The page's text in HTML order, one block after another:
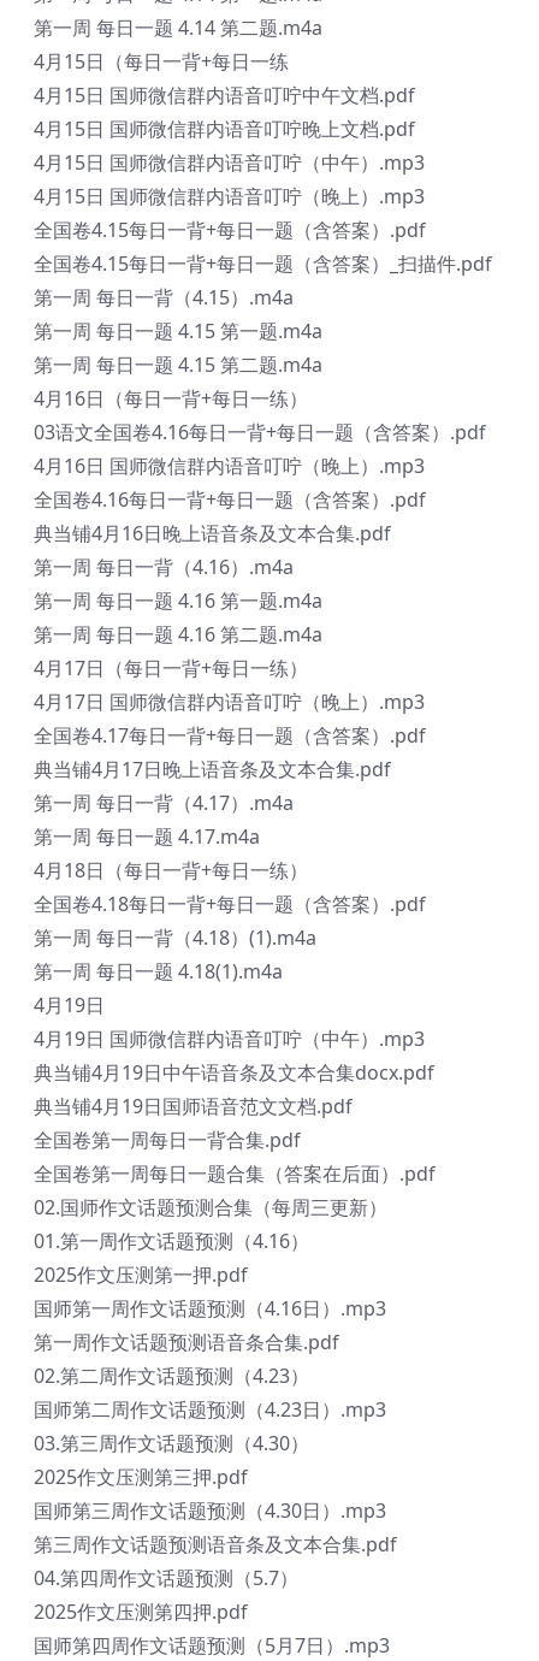
第一周 每日一题 4.14 第二题.m4a
4月15日（每日一背+每日一练
4月15日 国师微信群内语音叮咛中午文档.pdf
4月15日 国师微信群内语音叮咛晚上文档.pdf
4月15日 国师微信群内语音叮咛（中午）.mp3
4月15日 国师微信群内语音叮咛（晚上）.mp3
全国卷4.15每日一背+每日一题（含答案）.pdf
全国卷4.15每日一背+每日一题（含答案）_扫描件.pdf
第一周 每日一背（4.15）.m4a
第一周 每日一题 4.15 第一题.m4a
第一周 每日一题 4.15 第二题.m4a
4月16日（每日一背+每日一练）
03语文全国卷4.16每日一背+每日一题（含答案）.pdf
4月16日 国师微信群内语音叮咛（晚上）.mp3
全国卷4.16每日一背+每日一题（含答案）.pdf
典当铺4月16日晚上语音条及文本合集.pdf
第一周 每日一背（4.16）.m4a
第一周 每日一题 4.16 第一题.m4a
第一周 每日一题 4.16 第二题.m4a
4月17日（每日一背+每日一练）
4月17日 国师微信群内语音叮咛（晚上）.mp3
全国卷4.17每日一背+每日一题（含答案）.pdf
典当铺4月17日晚上语音条及文本合集.pdf
第一周 每日一背（4.17）.m4a
第一周 每日一题 4.17.m4a
4月18日（每日一背+每日一练）
全国卷4.18每日一背+每日一题（含答案）.pdf
第一周 每日一背（4.18）(1).m4a
第一周 每日一题 4.18(1).m4a
4月19日
4月19日 国师微信群内语音叮咛（中午）.mp3
典当铺4月19日中午语音条及文本合集docx.pdf
典当铺4月19日国师语音范文文档.pdf
全国卷第一周每日一背合集.pdf
全国卷第一周每日一题合集（答案在后面）.pdf
02.国师作文话题预测合集（每周三更新）
01.第一周作文话题预测（4.16）
2025作文压测第一押.pdf
国师第一周作文话题预测（4.16日）.mp3
第一周作文话题预测语音条合集.pdf
02.第二周作文话题预测（4.23）
国师第二周作文话题预测（4.23日）.mp3
03.第三周作文话题预测（4.30）
2025作文压测第三押.pdf
国师第三周作文话题预测（4.30日）.mp3
第三周作文话题预测语音条及文本合集.pdf
04.第四周作文话题预测（5.7）
2025作文压测第四押.pdf
国师第四周作文话题预测（5月7日）.mp3